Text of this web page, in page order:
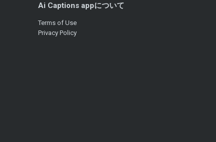
Ai Captions appについて
Terms of Use
Privacy Policy